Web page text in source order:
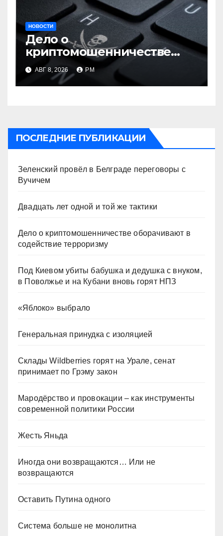
НОВОСТИ
Дело о
криптомошенничестве
оборачивают в содействие
терроризму
АВГ 8, 2026 РМ
ПОСЛЕДНИЕ ПУБЛИКАЦИИ
Зеленский провёл в Белграде переговоры с
Вучичем
Двадцать лет одной и той же тактики
Дело о криптомошенничестве оборачивают в
содействие терроризму
Под Киевом убиты бабушка и дедушка с внуком,
в Поволжье и на Кубани вновь горят НПЗ
«Яблоко» выбрало
Генеральная принудка с изоляцией
Склады Wildberries горят на Урале, сенат
принимает по Грэму закон
Мародёрство и провокации – как инструменты
современной политики России
Жесть Яньда
Иногда они возвращаются… Или не
возвращаются
Оставить Путина одного
Система больше не монолитна